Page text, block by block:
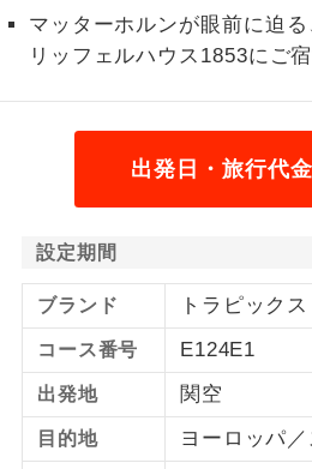
マッターホルンが眼前に迫
リッフェルハウス1853にご
出発日・旅行代
設定期間
ブランド トラピック
コース番号 E124E1
出発地 関空
目的地 ヨーロッパ
おひとり様参
加限定
おひとり様限
スです。
ご夫婦限定
ご夫婦限定で
女性限定
す。
年齢制限あり
ご参加にあた
です。
航空会社指定
利用航空会社
画にとても便